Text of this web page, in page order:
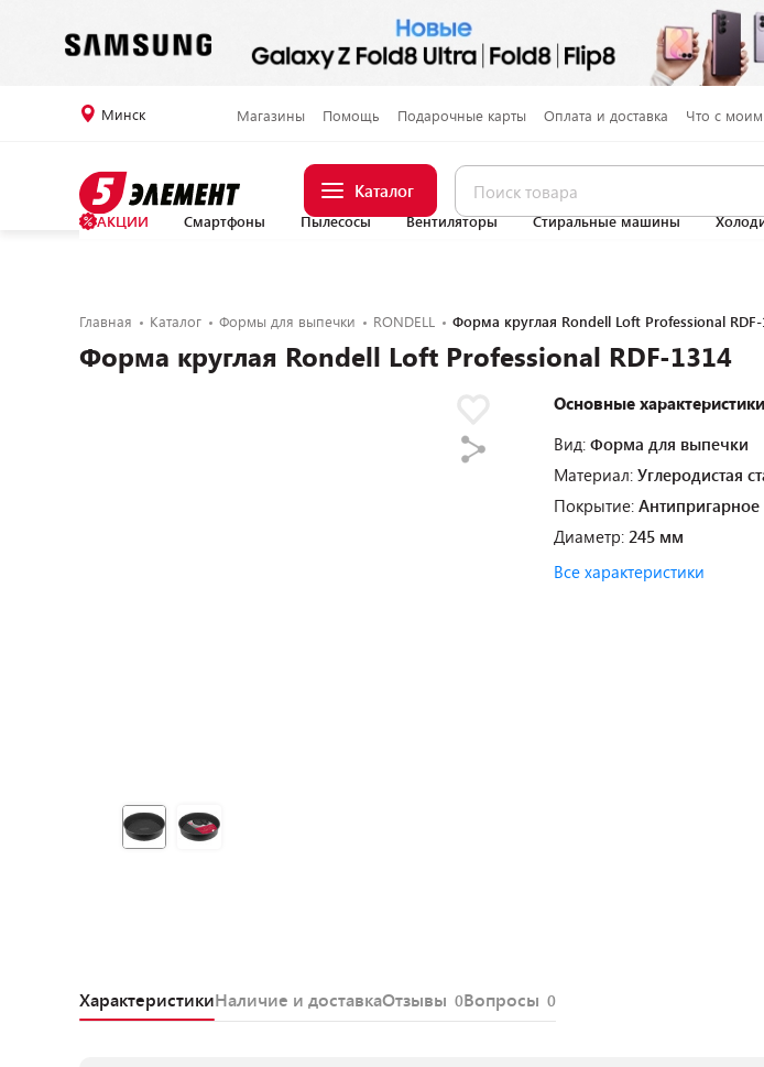
Минск Магазины Помощь Подарочные карты Оплата и доставка Что с моим
Каталог
АКЦИИ Смартфоны Пылесосы Вентиляторы Стиральные машины
Главная Каталог Формы для выпечки RONDELL Форма круглая Rondell Loft Professional RDF-
Форма круглая Rondell Loft Professional RDF-1314
Основные характеристики
Вид: Форма для выпечки
Материал: Углеродистая
Покрытие: Антипригарное
Диаметр: 245 мм
Все характеристики
ХарактеристикиНаличие и доставкаОтзывы 0Вопросы 0